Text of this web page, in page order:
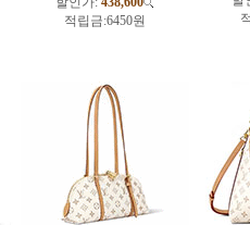
적립금:6450원